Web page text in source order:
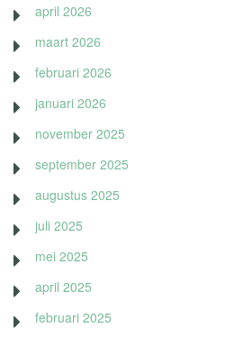
april 2026
maart 2026
februari 2026
januari 2026
november 2025
september 2025
augustus 2025
juli 2025
mei 2025
april 2025
februari 2025